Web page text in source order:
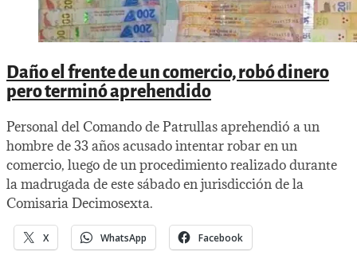
Daño el frente de un comercio, robó dinero
pero terminó aprehendido
Personal del Comando de Patrullas aprehendió a un
hombre de 33 años acusado intentar robar en un
comercio, luego de un procedimiento realizado durante
la madrugada de este sábado en jurisdicción de la
Comisaria Decimosexta.
X WhatsApp Facebook